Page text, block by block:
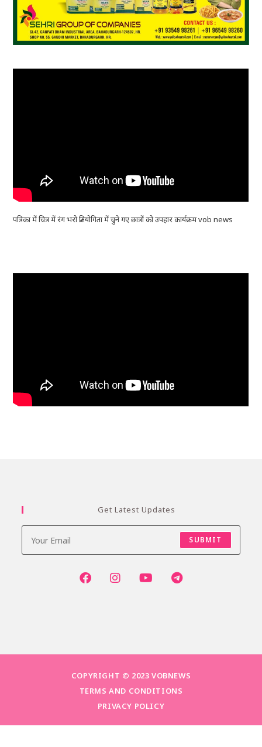
पत्रिका में चित्र में रंग भरो प्रतियोगिता में चुने गए छात्रों को उपहार कार्यक्रम vob news
Get Latest Updates
SUBMIT
COPYRIGHT © 2023 VOBNEWS
TERMS AND CONDITIONS
PRIVACY POLICY